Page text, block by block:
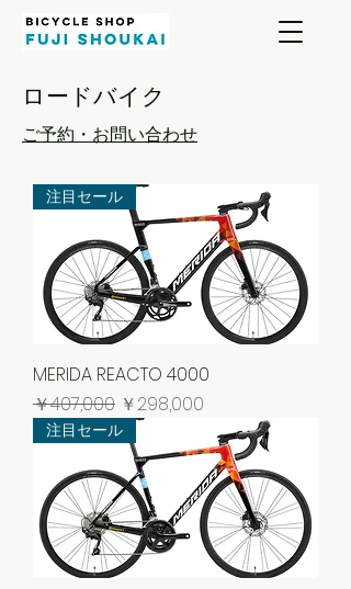
ロードバイク
​ご予約・お問い合わせ
注目セール
MERIDA REACTO 4000
通常価格
￥407,000 セール価格
￥298,000
注目セール